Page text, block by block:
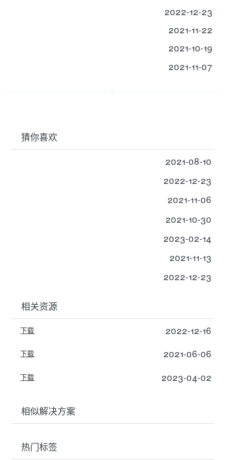
2022-12-23
2021-11-22
2021-10-19
2021-11-07
猜你喜欢
2021-08-10
2022-12-23
2021-11-06
2021-10-30
2023-02-14
2021-11-13
2022-12-23
相关资源
下载 2022-12-16
下载 2021-06-06
下载 2023-04-02
相似解决方案
热门标签